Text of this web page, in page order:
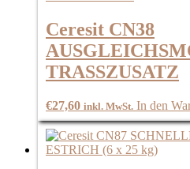
Ceresit CN38
TRASSZUSATZ
€27,60 inkl. MwSt. In den